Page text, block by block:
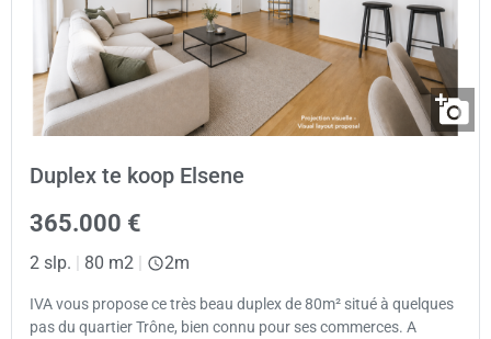
Duplex te koop Elsene
365.000 €
2 slp. 80 m2 2m
IVA vous propose ce très beau duplex de 80m² situé à quelques
pas du quartier Trône, bien connu pour ses commerces. A